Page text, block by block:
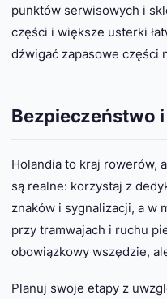
punktów serwisowych i
części i większe usterki
dźwigać zapasowe części
Bezpieczeństwo
Holandia to kraj rowerów,
są realne: korzystaj z
znaków i sygnalizacji, a w
przy tramwajach i ruchu
obowiązkowy wszędzie,
Planuj swoje etapy z